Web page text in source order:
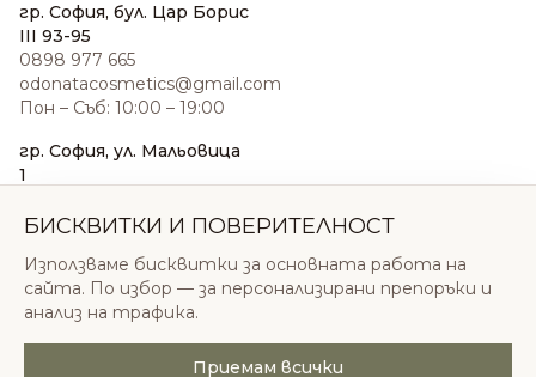
гр. София, бул. Цар Борис
III 93-95
0898 977 665
odonatacosmetics@gmail.com
Пон – Съб: 10:00 – 19:00
гр. София, ул. Мальовица
1
sales@odonatacosmetics.com
Нед: 11:00 – 18:00
© 2026 Одоната Козметикс ООД. Всички права
БИСКВИТКИ И ПОВЕРИТЕЛНОСТ
Използваме бисквитки за основната работа на
сайта. По избор — за персонализирани препоръки и
анализ на трафика.
Приемам всички